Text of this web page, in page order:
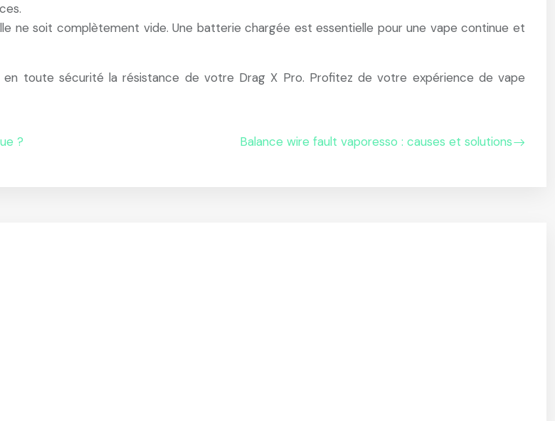
ne soit complètement vide. Une batterie chargée est essentielle pour une vape continue et
toute sécurité la résistance de votre Drag X Pro. Profitez de votre expérience de vape
? Balance wire fault vaporesso : causes et solutions